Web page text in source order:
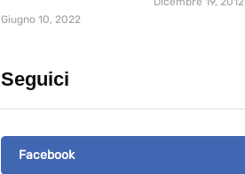
Giugno 10, 2022
Seguici
Facebook